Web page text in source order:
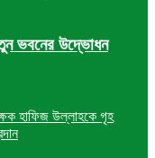
ভবনের উদ্ভোধন